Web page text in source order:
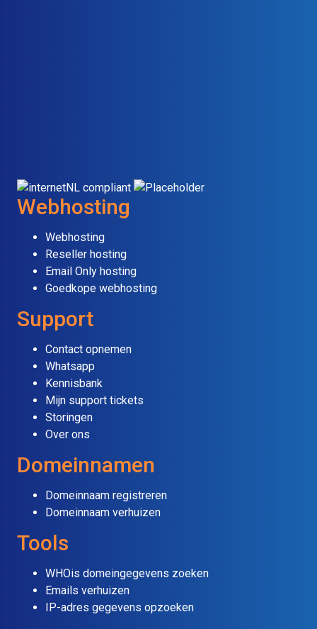
Webhosting
Webhosting
Reseller hosting
Email Only hosting
Goedkope webhosting
Support
Contact opnemen
Whatsapp
Kennisbank
Mijn support tickets
Storingen
Over ons
Domeinnamen
Domeinnaam registreren
Domeinnaam verhuizen
Tools
WHOis domeingegevens zoeken
Emails verhuizen
IP-adres gegevens opzoeken